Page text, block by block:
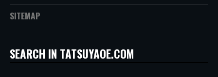
SITEMAP
SEARCH IN TATSUYAOE.COM